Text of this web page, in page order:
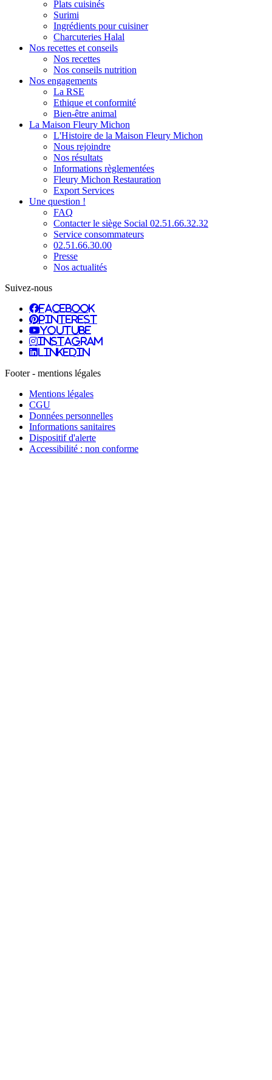
Plats cuisinés
Surimi
Ingrédients pour cuisiner
Charcuteries Halal
Nos recettes et conseils
Nos recettes
Nos conseils nutrition
Nos engagements
La RSE
Ethique et conformité
Bien-être animal
La Maison Fleury Michon
L'Histoire de la Maison Fleury Michon
Nous rejoindre
Nos résultats
Informations règlementées
Fleury Michon Restauration
Export Services
Une question !
FAQ
Contacter le siège Social 02.51.66.32.32
Service consommateurs
02.51.66.30.00
Presse
Nos actualités
Suivez-nous
facebook
pinterest
youtube
instagram
linkedin
Footer - mentions légales
Mentions légales
CGU
Données personnelles
Informations sanitaires
Dispositif d'alerte
Accessibilité : non conforme